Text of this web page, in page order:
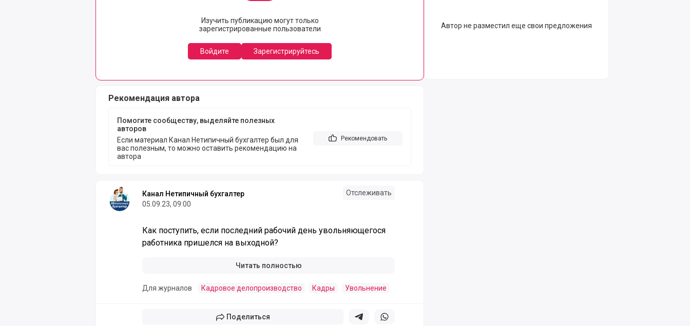
Изучить публикацию могут только
зарегистрированные пользователи
Войдите Зарегистрируйтесь
Рекомендация автора
Помогите сообществу, выделяйте полезных
авторов
Если материал Канал Нетипичный бухгалтер был для
вас полезным, то можно оставить рекомендацию на
автора
Рекомендовать
Канал Нетипичный бухгалтер
05.09.23, 09:00
Отслеживать
Как поступить, если последний рабочий день увольняющегося
работника пришелся на выходной?
Читать полностью
Для журналов Кадровое делопроизводство Кадры Увольнение
Поделиться Поделиться в телеграм
Поделиться в whatsapp
Автор не разместил еще свои предложения